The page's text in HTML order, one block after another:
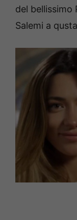
del bellissimo
Salemi a